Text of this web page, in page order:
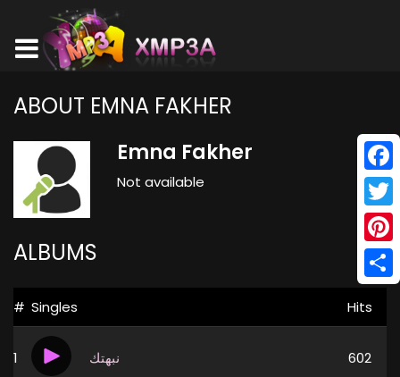
ABOUT EMNA FAKHER
Emna Fakher
Not available
ALBUMS
# Singles Hits
1 نبهتك 602